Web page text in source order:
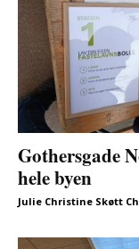
Gothersgade
hele byen
Julie Christine Skøtt